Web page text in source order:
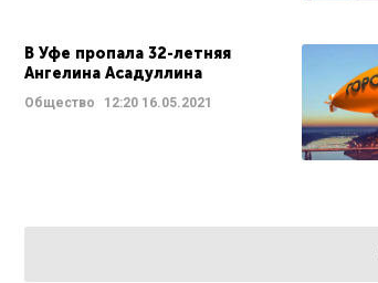
В Уфе пропала 32-летняя
Ангелина Асадуллина
Общество 12:20 16.05.2021